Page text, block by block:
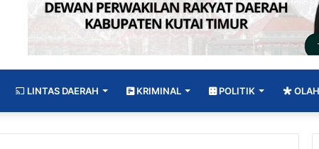
LINTAS DAERAH KRIMINAL POLITIK